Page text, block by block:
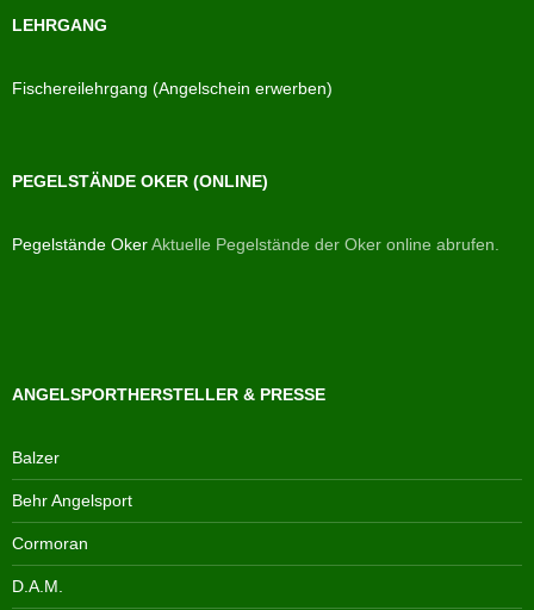
LEHRGANG
Fischereilehrgang (Angelschein erwerben)
PEGELSTÄNDE OKER (ONLINE)
Pegelstände OkerAktuelle Pegelstände der Oker online abrufen.
ANGELSPORTHERSTELLER & PRESSE
Balzer
Behr Angelsport
Cormoran
D.A.M.